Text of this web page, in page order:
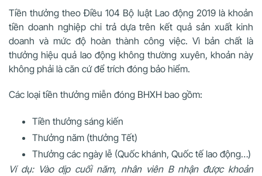
Tiền thưởng theo Điều 104 Bộ luật Lao động 2019 là khoản
tiền doanh nghiệp chi trả dựa trên kết quả sản xuất kinh
doanh và mức độ hoàn thành công việc. Vì bản chất là
thưởng hiệu quả lao động không thường xuyên, khoản này
không phải là căn cứ để trích đóng bảo hiểm.
Các loại tiền thưởng miễn đóng BHXH bao gồm:
Tiền thưởng sáng kiến
Thưởng năm (thưởng Tết)
Thưởng các ngày lễ (Quốc khánh, Quốc tế lao động…)
Ví dụ: Vào dịp cuối năm, nhân viên B nhận được khoản